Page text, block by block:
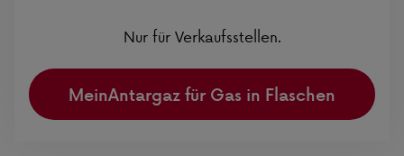
Nur für Verkaufsstellen.
MeinAntargaz für Gas in Flaschen